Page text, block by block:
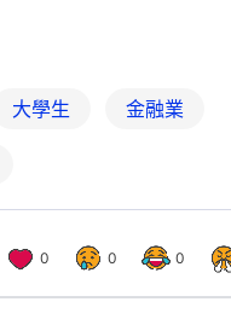
大學生 金融業
0 0 0